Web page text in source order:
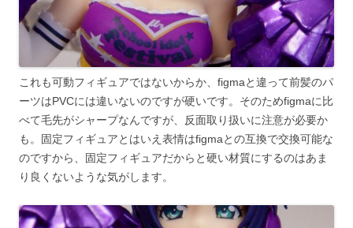
これも可動フィギュアではないからか、figmaと違って前髪のパ
ーツはPVCには違いないのですが硬いです。そのためfigmaに比
べて毛先がシャープなんですが、反面取り扱いに注意が必要か
も。固定フィギュアとはいえ表情はfigmaとの互換で交換可能な
のですから、固定フィギュアだからと硬い材質にするのはあま
り良くないような気がします。